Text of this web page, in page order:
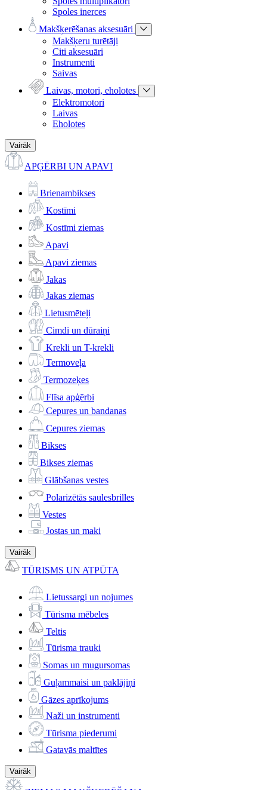
Spoles inerces
Makšķerēšanas aksesuāri
Makšķeru turētāji
Citi aksesuāri
Instrumenti
Saivas
Laivas, motori, eholotes
Elektromotori
Laivas
Eholotes
Vairāk
APĢĒRBI UN APAVI
Brienambikses
Kostīmi
Kostīmi ziemas
Apavi
Apavi ziemas
Jakas
Jakas ziemas
Lietusmēteļi
Cimdi un dūraiņi
Krekli un T-krekli
Termoveļa
Termozeķes
Flīsa apģērbi
Cepures un bandanas
Cepures ziemas
Bikses
Bikses ziemas
Glābšanas vestes
Polarizētās saulesbrilles
Vestes
Jostas un maki
Vairāk
TŪRISMS UN ATPŪTA
Lietussargi un nojumes
Tūrisma mēbeles
Teltis
Tūrisma trauki
Somas un mugursomas
Guļammaisi un paklājiņi
Gāzes aprīkojums
Naži un instrumenti
Tūrisma piederumi
Gatavās maltītes
Vairāk